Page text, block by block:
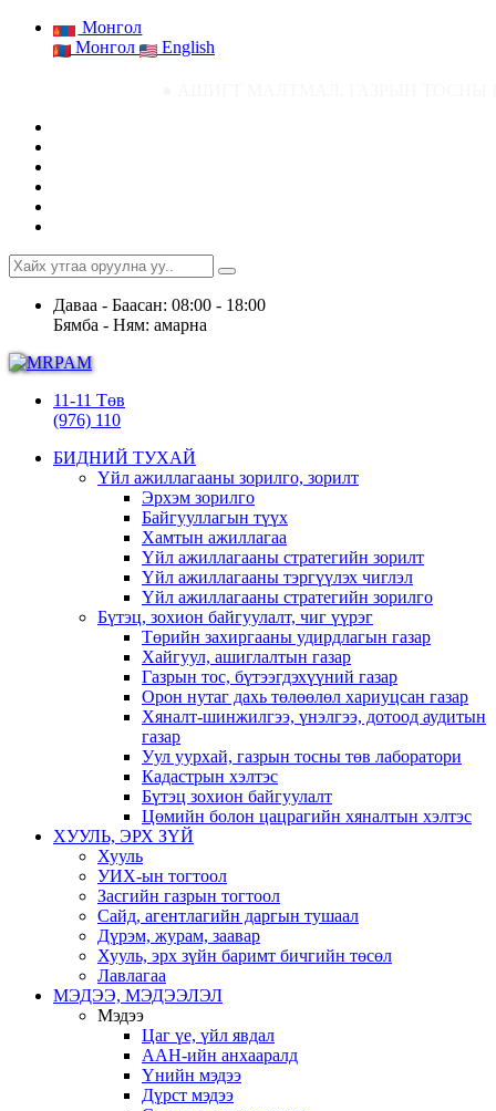
Монгол
Монгол
English
Даваа - Баасан: 08:00 - 18:00
Бямба - Ням: амарна
11-11 Төв
(976) 110
БИДНИЙ ТУХАЙ
Үйл ажиллагааны зорилго, зорилт
Эрхэм зорилго
Байгууллагын түүх
Хамтын ажиллагаа
Үйл ажиллагааны стратегийн зорилт
Үйл ажиллагааны тэргүүлэх чиглэл
Үйл ажиллагааны стратегийн зорилго
Бүтэц, зохион байгуулалт, чиг үүрэг
Төрийн захиргааны удирдлагын газар
Хайгуул, ашиглалтын газар
Газрын тос, бүтээгдэхүүний газар
Орон нутаг дахь төлөөлөл хариуцсан газар
Хяналт-шинжилгээ, үнэлгээ, дотоод аудитын
газар
Уул уурхай, газрын тосны төв лаборатори
Кадастрын хэлтэс
Бүтэц зохион байгуулалт
Цөмийн болон цацрагийн хяналтын хэлтэс
ХУУЛЬ, ЭРХ ЗҮЙ
Хууль
УИХ-ын тогтоол
Засгийн газрын тогтоол
Сайд, агентлагийн даргын тушаал
Дүрэм, журам, заавар
Хууль, эрх зүйн баримт бичгийн төсөл
Лавлагаа
МЭДЭЭ, МЭДЭЭЛЭЛ
Мэдээ
Цаг үе, үйл явдал
ААН-ийн анхааралд
Үнийн мэдээ
Дүрст мэдээ